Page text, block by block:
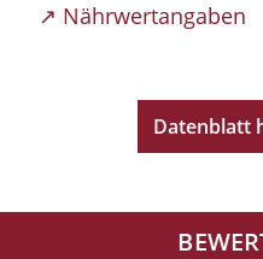
↗ Nährwertangaben
Datenblatt